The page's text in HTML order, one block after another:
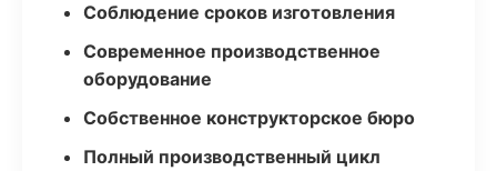
Соблюдение сроков изготовления
Современное производственное
оборудование
Собственное конструкторское бюро
Полный производственный цикл